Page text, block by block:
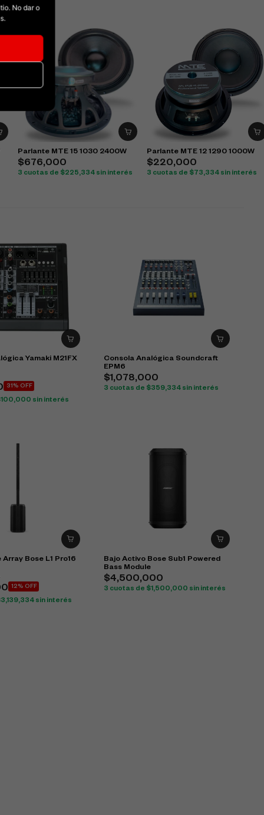
No dar o
Parlante MTE 15 1030 2400W
$676,000
3 cuotas de $225,334 sin interés
Parlante MTE 12 1290 1000W
$220,000
3 cuotas de $ 73,334 sin interés
Yamaki M21FX
31% OFF
100,000 sin interés
Consola Analógica Soundcraft
EPM6
$1,078,000
3 cuotas de $359,334sin interés
Bose L1 Pro16
12% OFF
3,139,334 sin interés
Bajo Activo Bose Sub1 Powered
Bass Module
$4,500,000
3 cuotas de $1,500,000 sin interés